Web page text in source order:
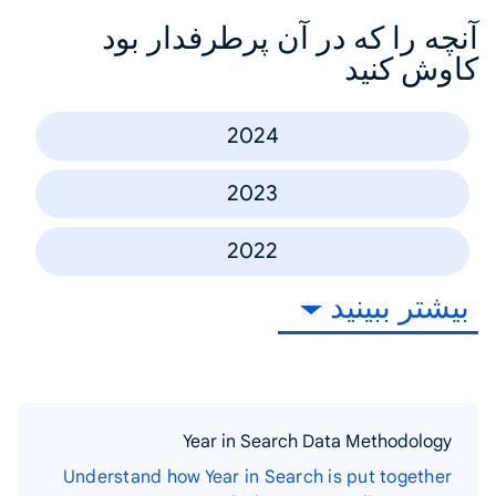
آنچه را که در آن پرطرفدار بود
کاوش کنید
2024
2023
2022
بیشتر ببینید
Year in Search Data Methodology
Understand how Year in Search is put together